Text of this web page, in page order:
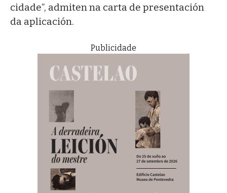
cidade”, admiten na carta de presentación
da aplicación.
Publicidade